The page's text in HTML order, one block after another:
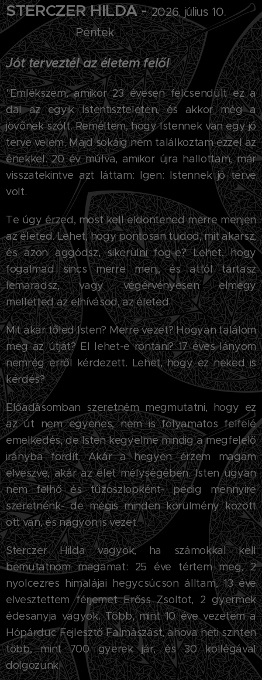
STERCZER HILDA -2026. július 10.
Péntek
Jót terveztél az életem felől
"Emlékszem, amikor 23 évesen felcsendült ez a
dal az egyik Istentiszteleten, és akkor még a
jövőnek szólt. Reméltem, hogy Istennek van egy jó
terve velem. Majd sokáig nem találkoztam ezzel az
énekkel. 20 év múlva, amikor újra hallottam, már
visszatekintve azt láttam: Igen: Istennek jó terve
volt.
Te úgy érzed, most kell eldöntened merre menjen
az életed. Lehet, hogy pontosan tudod, mit akarsz,
és azon aggódsz, sikerülni fog-e? Lehet, hogy
fogalmad sincs merre menj, és attól tartasz
lemaradsz, vagy végérvényesen elmegy
melletted az elhívásod, az életed.
Mit akar tőled Isten? Merre vezet? Hogyan találom
meg az útját? El lehet-e rontani? 17 éves lányom
nemrég erről kérdezett. Lehet, hogy ez neked is
kérdés?
Előadásomban szeretném megmutatni, hogy ez
az út nem egyenes, nem is folyamatos felfelé
emelkedés, de Isten kegyelme mindig a megfelelő
irányba fordít. Akár a hegyen érzem magam
elveszve, akár az élet mélységében. Isten ugyan
nem felhő és tűzoszlopként- pedig mennyire
szeretnénk- de mégis minden körülmény között
ott van, és nagyon is vezet.
Sterczer Hilda vagyok, ha számokkal kell
bemutatnom magamat: 25 éve tértem meg, 2
nyolcezres himalájai hegycsúcson álltam, 13 éve
elvesztettem férjemet Erőss Zsoltot, 2 gyermek
édesanyja vagyok. Több, mint 10 éve vezetem a
Hópárduc Fejlesztő Falmászást, ahova heti szinten
több, mint 700 gyerek jár, és 30 kollégával
dolgozunk.